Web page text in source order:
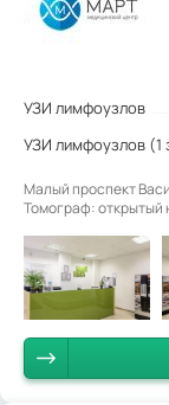
УЗИ лимфоузлов
УЗИ лимфоузлов (1
Малый проспект
Томограф: открытый